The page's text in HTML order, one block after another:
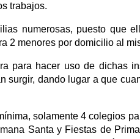
trabajos.
numerosas, puesto que
2 menores por domicilio al
para hacer uso de dichas
surgir, dando lugar a que
solamente 4 colegios
Santa y Fiestas de